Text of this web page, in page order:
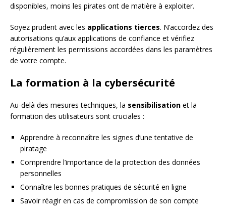
disponibles, moins les pirates ont de matière à exploiter.
Soyez prudent avec les applications tierces. N’accordez des
autorisations qu’aux applications de confiance et vérifiez
régulièrement les permissions accordées dans les paramètres
de votre compte.
La formation à la cybersécurité
Au-delà des mesures techniques, la sensibilisation et la
formation des utilisateurs sont cruciales :
Apprendre à reconnaître les signes d’une tentative de
piratage
Comprendre l’importance de la protection des données
personnelles
Connaître les bonnes pratiques de sécurité en ligne
Savoir réagir en cas de compromission de son compte